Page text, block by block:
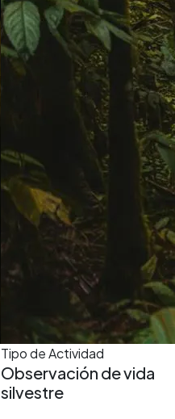
Tipo de Actividad
Observación de vida
silvestre